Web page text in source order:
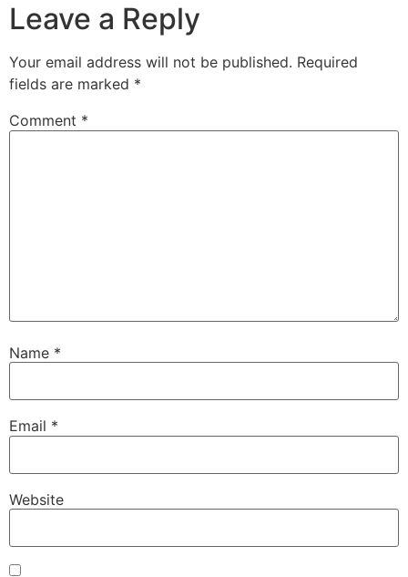
Leave a Reply
Your email address will not be published. Required
fields are marked *
Comment *
Name *
Email *
Website